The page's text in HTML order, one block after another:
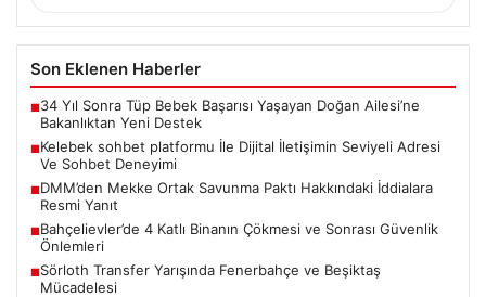
Son Eklenen Haberler
■34 Yıl Sonra Tüp Bebek Başarısı Yaşayan Doğan Ailesi’ne
Bakanlıktan Yeni Destek
■Kelebek sohbet platformu İle Dijital İletişimin Seviyeli Adresi
Ve Sohbet Deneyimi
■DMM’den Mekke Ortak Savunma Paktı Hakkındaki İddialara
Resmi Yanıt
■Bahçelievler’de 4 Katlı Binanın Çökmesi ve Sonrası Güvenlik
Önlemleri
■Sörloth Transfer Yarışında Fenerbahçe ve Beşiktaş
Mücadelesi